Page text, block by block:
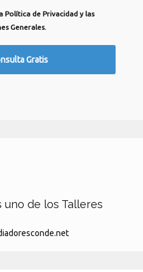
Política de Privacidad y las
Generales.
uno de los Talleres